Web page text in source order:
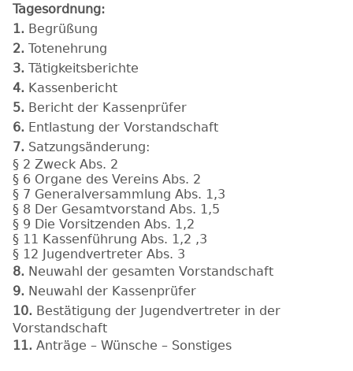
Tagesordnung:
1. Begrüßung
2. Totenehrung
3. Tätigkeitsberichte
4. Kassenbericht
5. Bericht der Kassenprüfer
6. Entlastung der Vorstandschaft
7. Satzungsänderung:
§ 2 Zweck Abs. 2
§ 6 Organe des Vereins Abs. 2
§ 7 Generalversammlung Abs. 1,3
§ 8 Der Gesamtvorstand Abs. 1,5
§ 9 Die Vorsitzenden Abs. 1,2
§ 11 Kassenführung Abs. 1,2 ,3
§ 12 Jugendvertreter Abs. 3
8. Neuwahl der gesamten Vorstandschaft
9. Neuwahl der Kassenprüfer
10. Bestätigung der Jugendvertreter in der
Vorstandschaft
11. Anträge – Wünsche – Sonstiges